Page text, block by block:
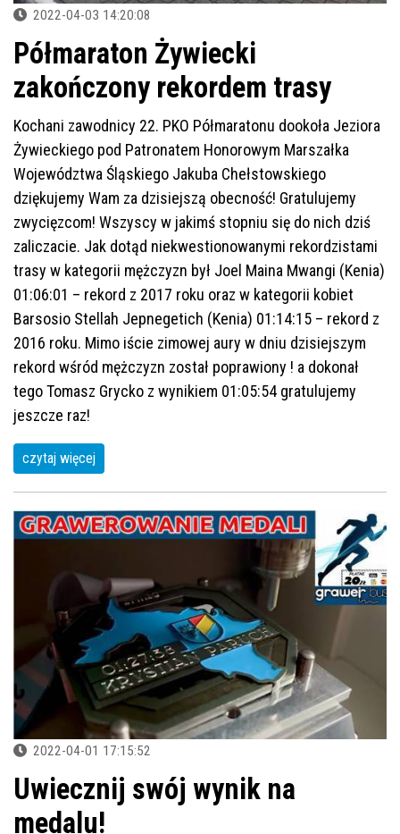
2022-04-03 14:20:08
Półmaraton Żywiecki
zakończony rekordem trasy
Kochani zawodnicy 22. PKO Półmaratonu dookoła Jeziora
Żywieckiego pod Patronatem Honorowym Marszałka
Województwa Śląskiego Jakuba Chełstowskiego
dziękujemy Wam za dzisiejszą obecność! Gratulujemy
zwycięzcom! Wszyscy w jakimś stopniu się do nich dziś
zaliczacie. Jak dotąd niekwestionowanymi rekordzistami
trasy w kategorii mężczyzn był Joel Maina Mwangi (Kenia)
01:06:01 – rekord z 2017 roku oraz w kategorii kobiet
Barsosio Stellah Jepnegetich (Kenia) 01:14:15 – rekord z
2016 roku. Mimo iście zimowej aury w dniu dzisiejszym
rekord wśród mężczyzn został poprawiony ! a dokonał
tego Tomasz Grycko z wynikiem 01:05:54 gratulujemy
jeszcze raz!
czytaj więcej
2022-04-01 17:15:52
Uwiecznij swój wynik na
medalu!